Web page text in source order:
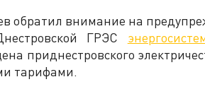
обратил внимание на
ГРЭС
приднестровского
тарифами.